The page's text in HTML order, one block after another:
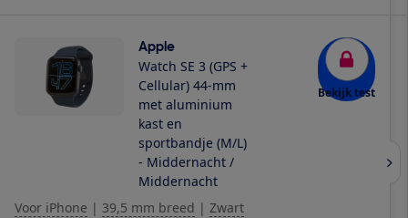
Apple
Watch SE 3 (GPS +
Cellular) 44-mm
met aluminium
kast en
sportbandje (M/L)
- Middernacht /
Middernacht
Bekijk test
Voor iPhone | 39,5 mm breed | Zwart